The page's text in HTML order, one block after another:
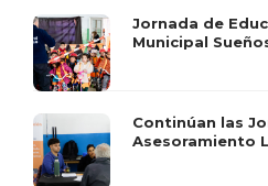
Jornada de
Municipal
Continúan las
Asesoramiento